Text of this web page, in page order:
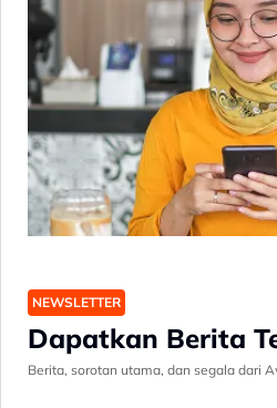
NEWSLETTER
Dapatkan Berita
Berita, sorotan utama, dan segala dari